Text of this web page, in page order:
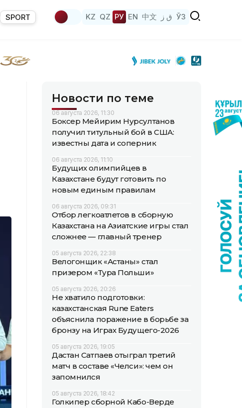
SPORT KZ QZ РУ EN 中文 ق ز ЎЗ
Новости по теме
06 августа 2026, 11:30
Боксер Мейирим Нурсултанов
получил титульный бой в США:
известны дата и соперник
06 августа 2026, 11:10
Будущих олимпийцев в
Казахстане будут готовить по
новым единым правилам
06 августа 2026, 09:31
Отбор легкоатлетов в сборную
Казахстана на Азиатские игры стал
сложнее — главный тренер
05 августа 2026, 22:38
Велогонщик «Астаны» стал
призером «Тура Польши»
05 августа 2026, 20:26
Не хватило подготовки:
казахстанская Rune Eaters
объяснила поражение в борьбе за
бронзу на Играх Будущего-2026
05 августа 2026, 19:05
Дастан Сатпаев отыграл третий
матч в составе «Челси»: чем он
запомнился
05 августа 2026, 18:42
Голкипер сборной Кабо-Верде